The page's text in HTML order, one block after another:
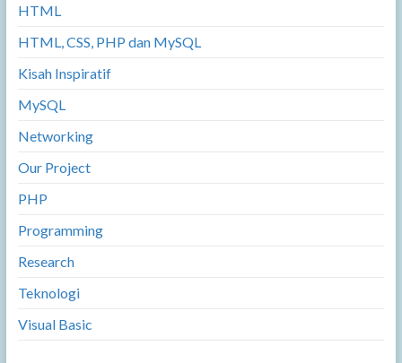
HTML
HTML, CSS, PHP dan MySQL
Kisah Inspiratif
MySQL
Networking
Our Project
PHP
Programming
Research
Teknologi
Visual Basic